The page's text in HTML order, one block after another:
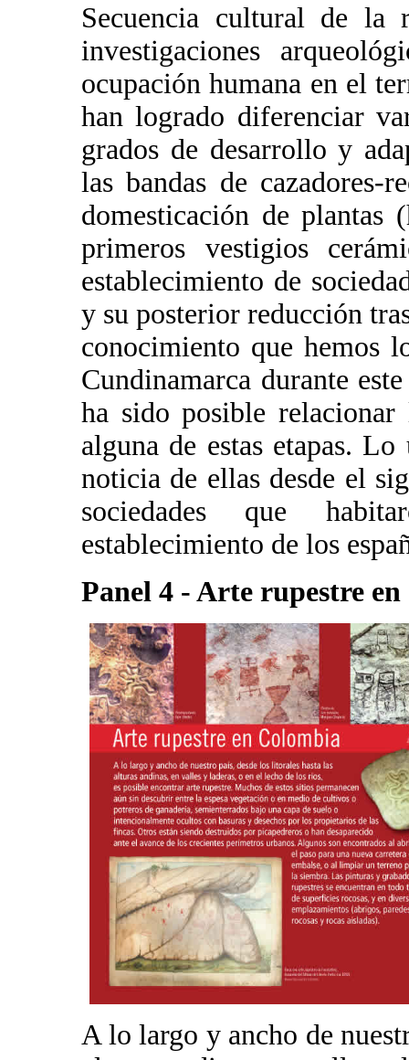
Secuencia cultural de la
investigaciones
ocupación humana en el
han logrado diferenciar
grados de desarrollo y
las bandas de cazadores-
domesticación de plantas
primeros vestigios
establecimiento de
y su posterior reducción
conocimiento que hemos
Cundinamarca durante
ha sido posible relacionar
alguna de estas etapas.
noticia de ellas desde el
sociedades que
establecimiento de los
Panel 4 - Arte rupestre
A lo largo y ancho de